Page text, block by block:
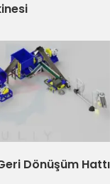
Dönüşüm Hattı